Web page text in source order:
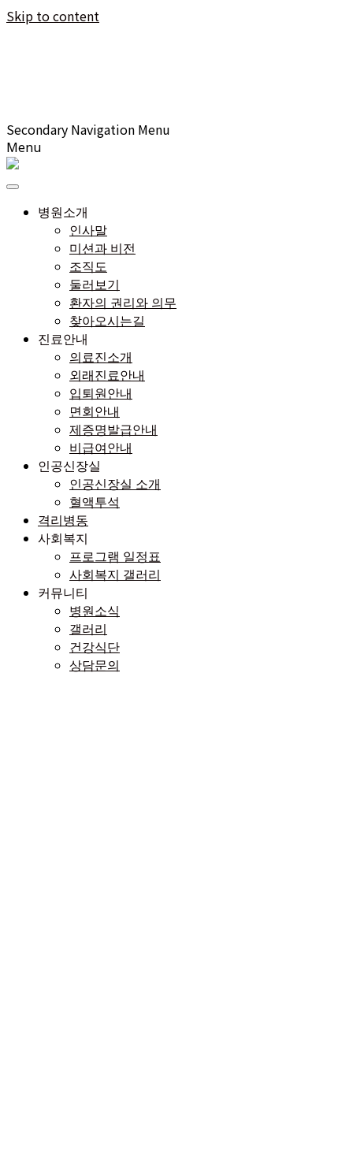
Skip to content
Secondary Navigation Menu
Menu
병원소개
인사말
미션과 비전
조직도
둘러보기
환자의 권리와 의무
찾아오시는길
진료안내
의료진소개
외래진료안내
입퇴원안내
면회안내
제증명발급안내
비급여안내
인공신장실
인공신장실 소개
혈액투석
격리병동
사회복지
프로그램 일정표
사회복지 갤러리
커뮤니티
병원소식
갤러리
건강식단
상담문의